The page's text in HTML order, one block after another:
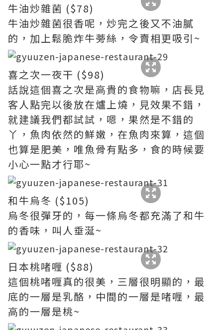
牛油炒雜菌 ($78)
牛油炒雜菌很香呢，炒完之後又不油膩
的，加上鬆脆炸牛蒡絲，令賣相更吸引~
喜之次一夜干 ($98)
話說這個喜之次是高貴的食物嘛，店長見
客人點完以後放在爐上燒，見效果不錯，
就建議我們都試試，嗯，果然是不錯的
丫，魚肉依然的鮮嫩，在魚肉來算，這個
也算是肥美，唯魚骨有點多，食的時候要
小心一點才行耶~
和牛烏冬 ($105)
烏冬很彈牙的，每一條烏冬都充滿了和牛
的香味，叫人垂涎~
日本桃啫喱 ($88)
這個桃啫喱真的很美，三層很明顯的，最
底的一層是乳酪，中間的一層是啫喱，最
高的一層是桃~